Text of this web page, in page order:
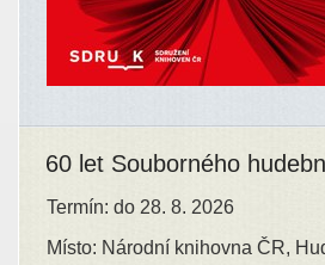
60 let Souborného
Termín: do 28. 8. 2026
Místo: Národní knihovna ČR,